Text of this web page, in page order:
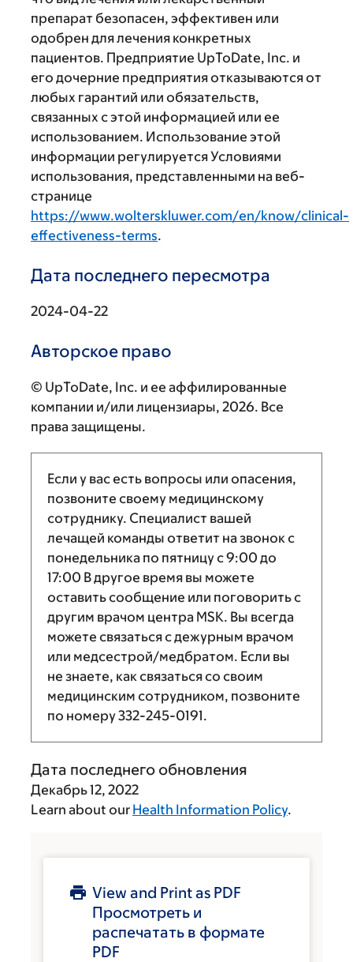
препарат безопасен, эффективен или
одобрен для лечения конкретных
пациентов. Предприятие UpToDate, Inc. и
его дочерние предприятия отказываются от
любых гарантий или обязательств,
связанных с этой информацией или ее
использованием. Использование этой
информации регулируется Условиями
использования, представленными на веб-
странице
https://www.wolterskluwer.com/en/know/clinical-
effectiveness-terms.
Дата последнего пересмотра
2024-04-22
Авторское право
© UpToDate, Inc. и ее аффилированные
компании и/или лицензиары, 2026. Все
права защищены.
Если у вас есть вопросы или опасения,
позвоните своему медицинскому
сотруднику. Специалист вашей
лечащей команды ответит на звонок с
понедельника по пятницу с9:00 до
17:00 В другое время вы можете
оставить сообщение или поговорить с
другим врачом центра MSK. Вы всегда
можете связаться с дежурным врачом
или медсестрой/медбратом. Если вы
не знаете, как связаться со своим
медицинским сотрудником, позвоните
по номеру332-245-0191.
Дата последнего обновления
Декабрь 12, 2022
Learn about our Health Information Policy.
View and Print as PDF
Просмотреть и
распечатать в формате
PDF